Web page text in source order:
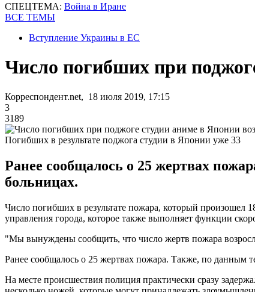
СПЕЦТЕМА: Война в Иране
ВСЕ ТЕМЫ
Вступление Украины в ЕС
Число погибших при
Корреспондент.net, 18 июля 2019, 17:15
3
3189
Погибших в результате поджога студии в Японии уже 33
Ранее сообщалось о 25 жертвах
больницах.
Число погибших в результате пожара, который произошел
управления города, которое также выполняет функции
"Мы вынуждены сообщить, что число жертв пожара
Ранее сообщалось о 25 жертвах пожара. Также, по данным
На месте происшествия полиция практически сразу